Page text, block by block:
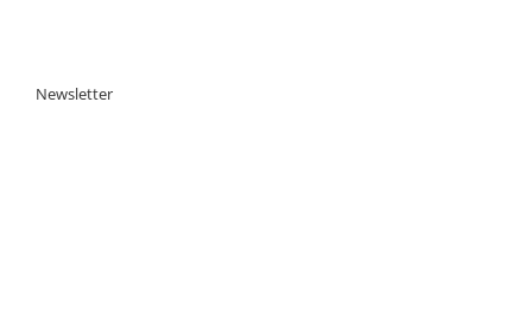
Newsletter